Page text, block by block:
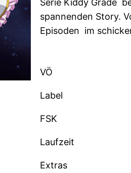
Serie Kiddy Grade
spannenden Story.
Episoden im
VÖ
Label
FSK
Laufzeit
Extras